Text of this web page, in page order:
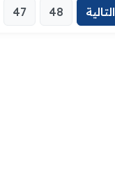
47 48 التالية